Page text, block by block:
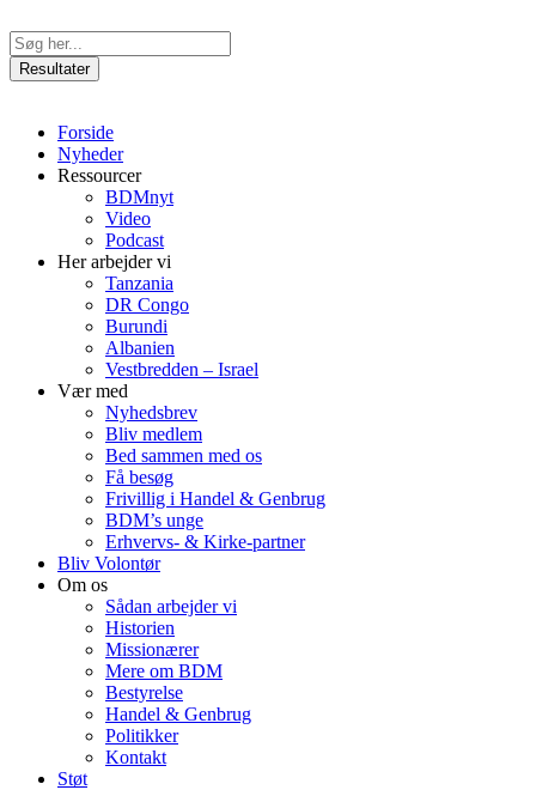
til
indhold
Search
...Resultater
Forside
Nyheder
Ressourcer
BDMnyt
Video
Podcast
Her arbejder vi
Tanzania
DR Congo
Burundi
Albanien
Vestbredden – Israel
Vær med
Nyhedsbrev
Bliv medlem
Bed sammen med os
Få besøg
Frivillig i Handel & Genbrug
BDM’s unge
Erhvervs- & Kirke-partner
Bliv Volontør
Om os
Sådan arbejder vi
Historien
Missionærer
Mere om BDM
Bestyrelse
Handel & Genbrug
Politikker
Kontakt
Støt